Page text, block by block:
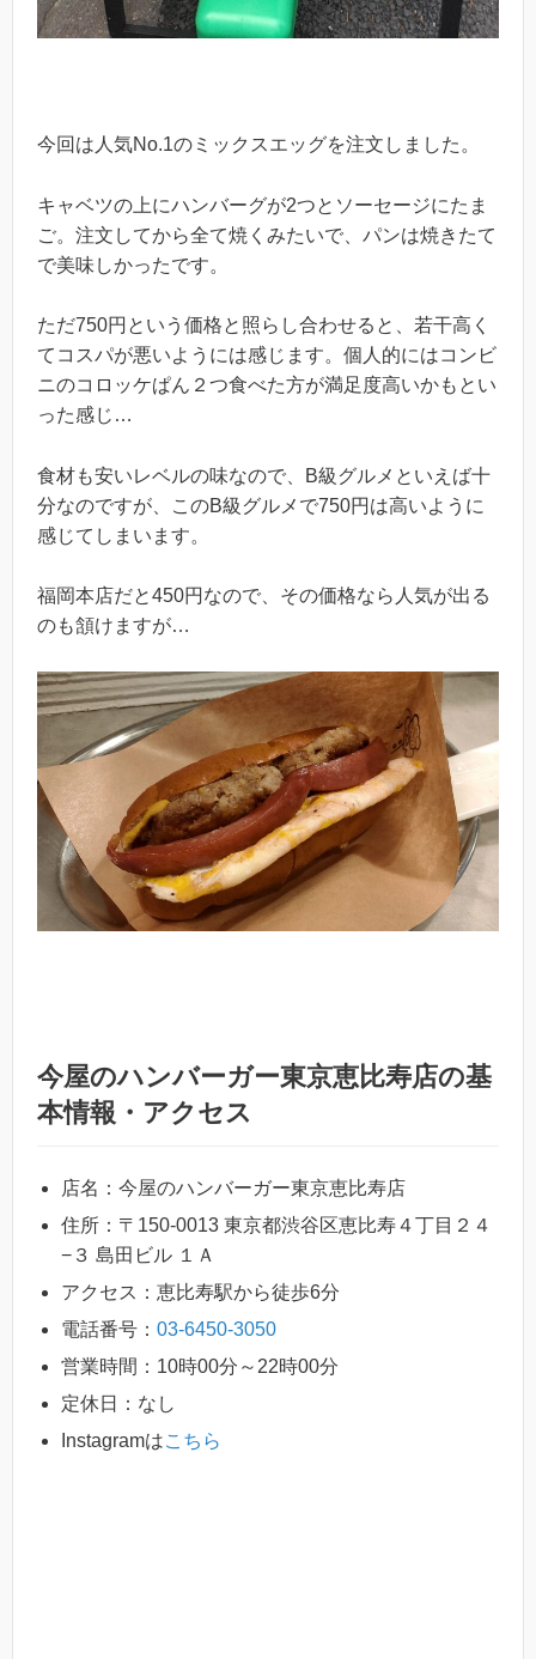
今回は人気No.1のミックスエッグを注文しました。
キャベツの上にハンバーグが2つとソーセージにたま
ご。注文してから全て焼くみたいで、パンは焼きたて
で美味しかったです。
ただ750円という価格と照らし合わせると、若干高く
てコスパが悪いようには感じます。個人的にはコンビ
ニのコロッケぱん２つ食べた方が満足度高いかもとい
った感じ…
食材も安いレベルの味なので、B級グルメといえば十
分なのですが、このB級グルメで750円は高いように
感じてしまいます。
福岡本店だと450円なので、その価格なら人気が出る
のも頷けますが…
今屋のハンバーガー東京恵比寿店の基
本情報・アクセス
店名：今屋のハンバーガー東京恵比寿店
住所：〒150-0013 東京都渋谷区恵比寿４丁目２４
−３ 島田ビル １Ａ
アクセス：恵比寿駅から徒歩6分
電話番号： 03-6450-3050
営業時間：10時00分～22時00分
定休日：なし
Instagramはこちら